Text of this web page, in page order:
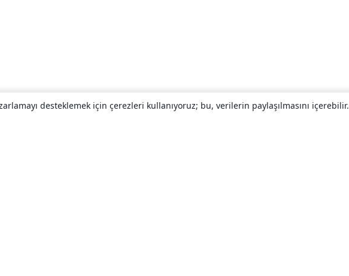
desteklemek için çerezleri kullanıyoruz; bu, verilerin paylaşılmasını içerebilir.